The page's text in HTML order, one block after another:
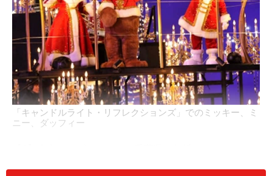
「キャンドルライト・リフレクションズ」でのミッキー、ミ
ニー、ダッフィー